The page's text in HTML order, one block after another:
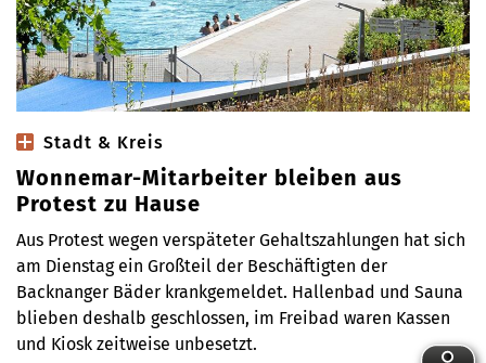
Stadt & Kreis
Wonnemar-Mitarbeiter bleiben aus
Protest zu Hause
Aus Protest wegen verspäteter Gehaltszahlungen hat sich
am Dienstag ein Großteil der Beschäftigten der
Backnanger Bäder krankgemeldet. Hallenbad und Sauna
blieben deshalb geschlossen, im Freibad waren Kassen
und Kiosk zeitweise unbesetzt.